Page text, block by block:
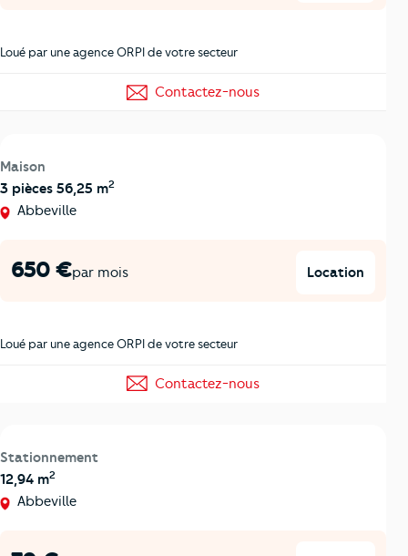
Loué par une agence ORPI de votre secteur
Contactez-nous
Maison
3 pièces 56,25 m2
Abbeville
650 €par mois Location
Loué par une agence ORPI de votre secteur
Contactez-nous
Stationnement
12,94 m2
Abbeville